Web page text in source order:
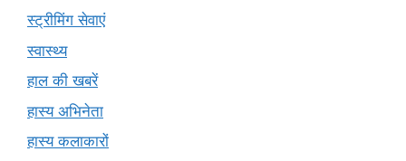
स्ट्रीमिंग सेवाएं
स्वास्थ्य
हाल की खबरें
हास्य अभिनेता
हास्य कलाकारों